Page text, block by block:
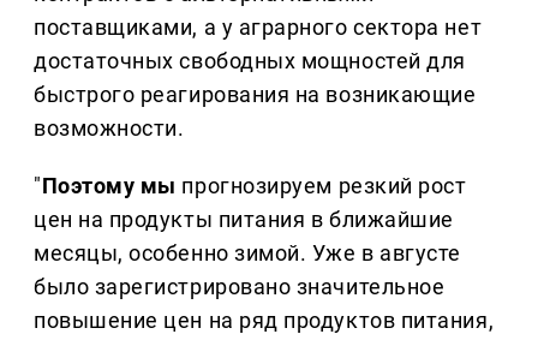
поставщиками, а у аграрного сектора нет
достаточных свободных мощностей для
быстрого реагирования на возникающие
возможности.
"Поэтому мы прогнозируем резкий рост
цен на продукты питания в ближайшие
месяцы, особенно зимой. Уже в августе
было зарегистрировано значительное
повышение цен на ряд продуктов питания,